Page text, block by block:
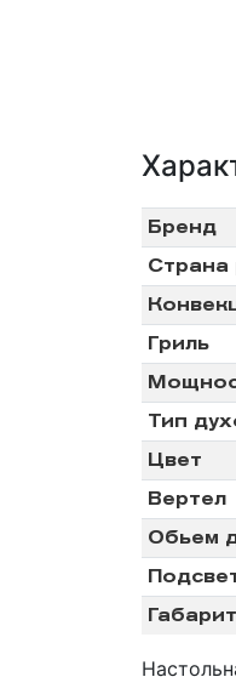
Бренд
Страна
Гриль
Тип
Цвет
Вертел
Обьем